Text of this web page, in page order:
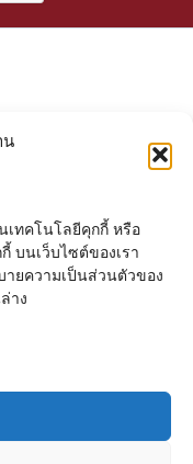
น
เทคโนโลยีคุกกี้ หรือ
บนเว็บไซต์ของเรา
ยความเป็นส่วนตัวของ
าง
Archives